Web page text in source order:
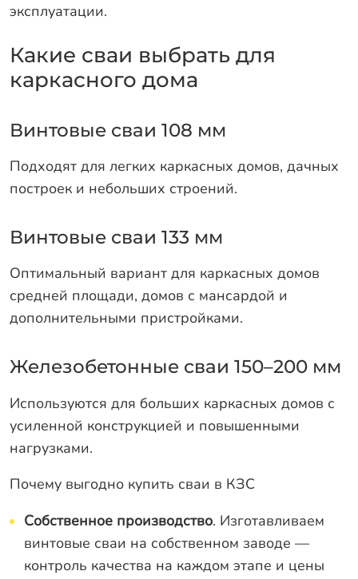
эксплуатации.
Какие сваи выбрать для
каркасного дома
Винтовые сваи 108 мм
Подходят для легких каркасных домов, дачных
построек и небольших строений.
Винтовые сваи 133 мм
Оптимальный вариант для каркасных домов
средней площади, домов с мансардой и
дополнительными пристройками.
Железобетонные сваи 150–200 мм
Используются для больших каркасных домов с
усиленной конструкцией и повышенными
нагрузками.
Почему выгодно купить сваи в КЗС
Собственное производство. Изготавливаем
винтовые сваи на собственном заводе —
контроль качества на каждом этапе и цены